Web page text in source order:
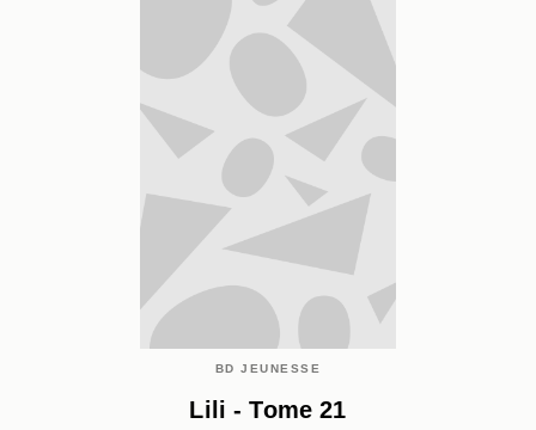
BD JEUNESSE
Lili - Tome 21